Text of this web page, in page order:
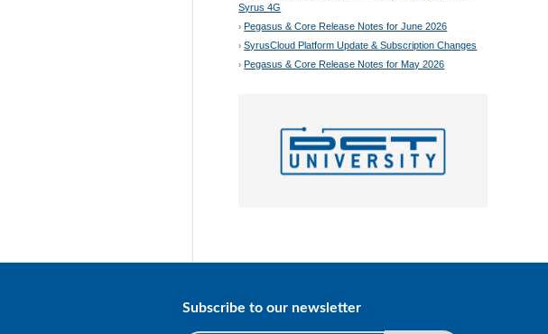
Syrus 4G
Pegasus & Core Release Notes for June 2026
SyrusCloud Platform Update & Subscription Changes
Pegasus & Core Release Notes for May 2026
Subscribe to our newsletter